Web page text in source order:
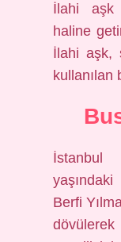
İlahi aşk
haline
İlahi aşk,
kullanılan
Berfi
dövülerek